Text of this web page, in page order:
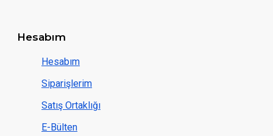
Hesabım
Hesabım
Siparişlerim
Satış Ortaklığı
E-Bülten